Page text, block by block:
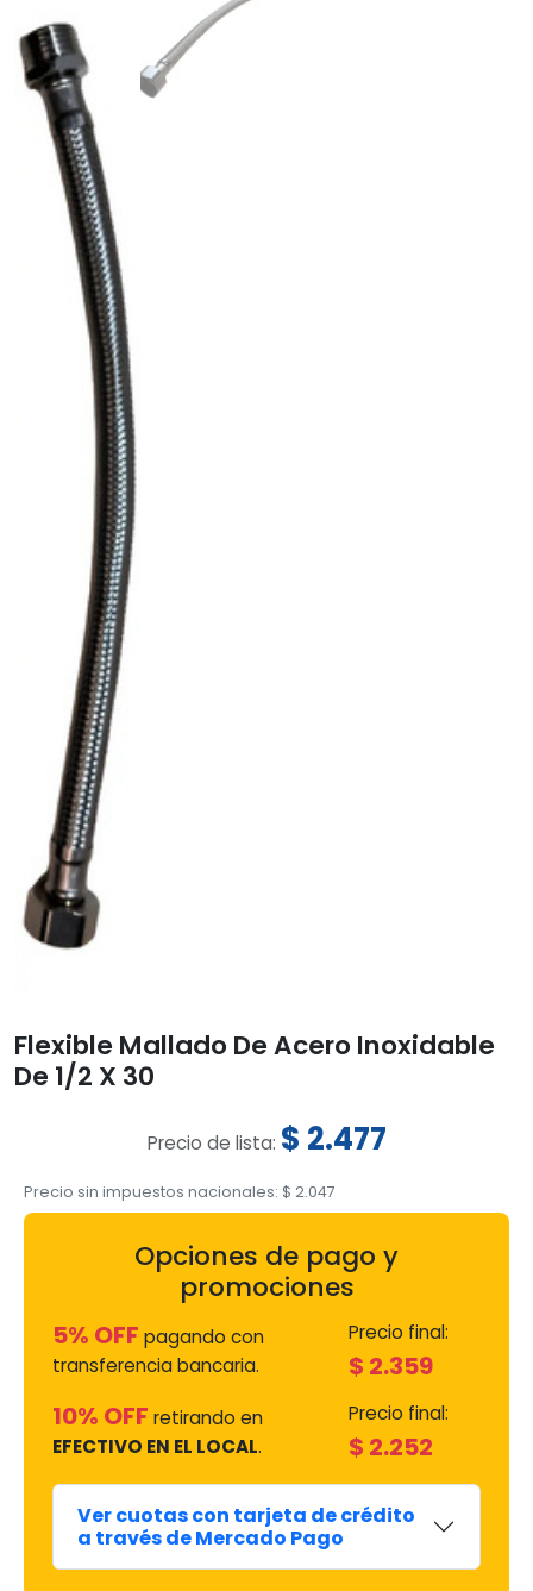
Flexible Mallado De Acero Inoxidable
De 1/2 X 30
Precio de lista: $ 2.477
Precio sin impuestos nacionales: $ 2.047
Opciones de pago y
promociones
5% OFF pagando con
transferencia bancaria.
Precio final:
$ 2.359
10% OFF retirando en
EFECTIVO EN EL LOCAL.
Precio final:
$ 2.252
Ver cuotas con tarjeta de crédito
a través de Mercado Pago